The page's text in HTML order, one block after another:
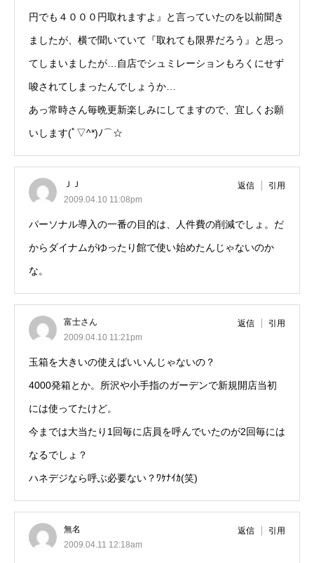
円でも４０００円取れますよ』と言っていたのを以前聞き
ましたが、横で聞いていて『取れても限界だろう』と思っ
てしまいましたが…自店でシュミレーションもろくにせず
唆されてしまったんでしょうか…
あっ常時さん毎晩更新楽しみにしてますので、宜しくお願
いします(ﾟ▽^*)ﾉ⌒☆
ＪＪ
2009.04.10 11:08pm
返信 引用
パーソナル導入の一番の目的は、人件費の削減でしょ。だ
からダイナムがゆったり館で使い始めたんじゃないのか
な。
富士さん
2009.04.10 11:21pm
返信 引用
玉箱を大きいの使えばいいんじゃないの？
4000発箱とか。所沢や小手指のガーデンで新規開店当初
には使ってたけど。
今までは大当たり1回毎に店員を呼んでいたのが2回毎には
なるでしょ？
ハネデジなら呼ぶ必要ない？ﾜｹﾅｲｶ(笑)
無名
2009.04.11 12:18am
返信 引用